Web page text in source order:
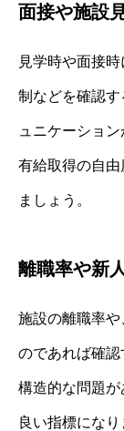
面接や施設
見学時や面接
制などを確認す
ュニケーショ
有給取得の自
ましょう。
離職率や新
施設の離職率
のであれば確認
構造的な問題
良い指標になり